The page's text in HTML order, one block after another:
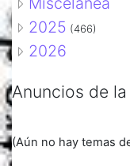
2025 (466)
2026
Anuncios de
(Aún no hay temas